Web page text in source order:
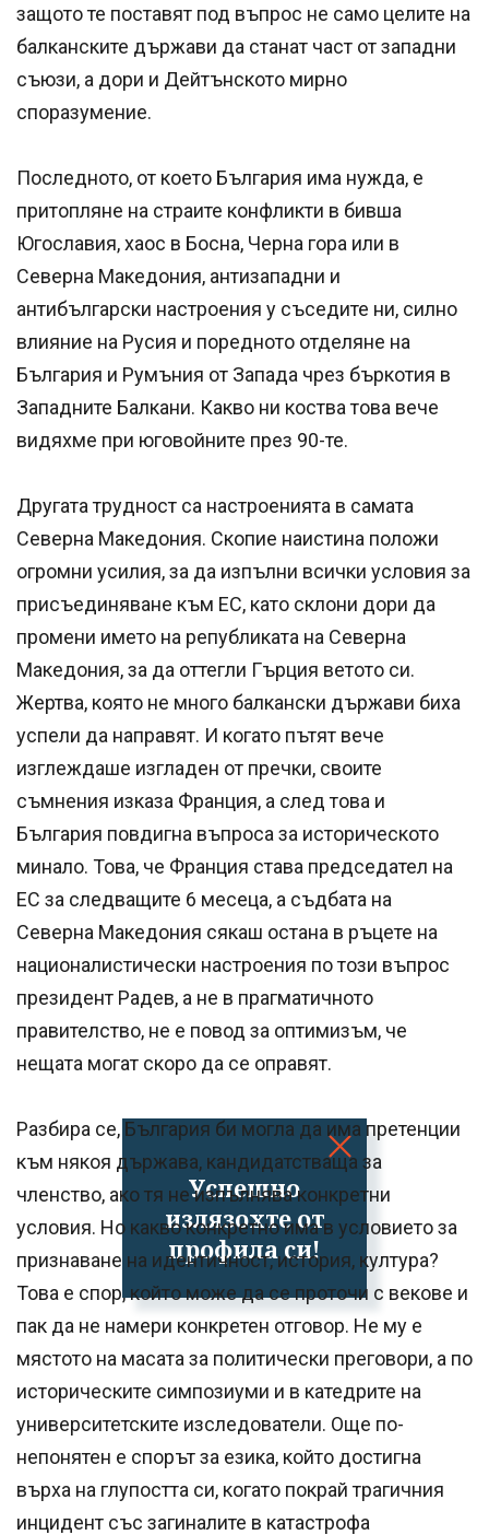
Успешно
излязохте от
профила си!
защото те поставят под въпрос не само целите на
балканските държави да станат част от западни
съюзи, а дори и Дейтънското мирно
споразумение.
Последното, от което България има нужда, е
притопляне на страите конфликти в бивша
Югославия, хаос в Босна, Черна гора или в
Северна Македония, антизападни и
антибългарски настроения у съседите ни, силно
влияние на Русия и поредното отделяне на
България и Румъния от Запада чрез бъркотия в
Западните Балкани. Какво ни коства това вече
видяхме при юговойните през 90-те.
Другата трудност са настроенията в самата
Северна Македония. Скопие наистина положи
огромни усилия, за да изпълни всички условия за
присъединяване към ЕС, като склони дори да
промени името на републиката на Северна
Македония, за да оттегли Гърция ветото си.
Жертва, която не много балкански държави биха
успели да направят. И когато пътят вече
изглеждаше изгладен от пречки, своите
съмнения изказа Франция, а след това и
България повдигна въпроса за историческото
минало. Това, че Франция става председател на
ЕС за следващите 6 месеца, а съдбата на
Северна Македония сякаш остана в ръцете на
националистически настроения по този въпрос
президент Радев, а не в прагматичното
правителство, не е повод за оптимизъм, че
нещата могат скоро да се оправят.
Разбира се, България би могла да има претенции
към някоя държава, кандидатстваща за
членство, ако тя не изпълнява конкретни
условия. Но какво конкретно има в условието за
признаване на идентичност, история, култура?
Това е спор, който може да се проточи с векове и
пак да не намери конкретен отговор. Не му е
мястото на масата за политически преговори, а по
историческите симпозиуми и в катедрите на
университетските изследователи. Още по-
непонятен е спорът за езика, който достигна
върха на глупостта си, когато покрай трагичния
инцидент със загиналите в катастрофа